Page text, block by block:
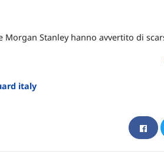
Morgan Stanley hanno avvertito di
italy